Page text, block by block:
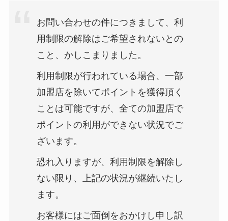
お問い合わせの件につきまして、利
用制限の解除はご希望されないとの
こと、かしこまりました。
利用制限が行われている場合、一部
加盟店を除いてポイントを獲得頂く
ことは可能ですが、全ての加盟店で
ポイントの利用ができない状況でご
ざいます。
恐れ入りますが、利用制限を解除し
ない限り、上記の状況が継続いたし
ます。
お客様にはご面倒をおかけし申し訳